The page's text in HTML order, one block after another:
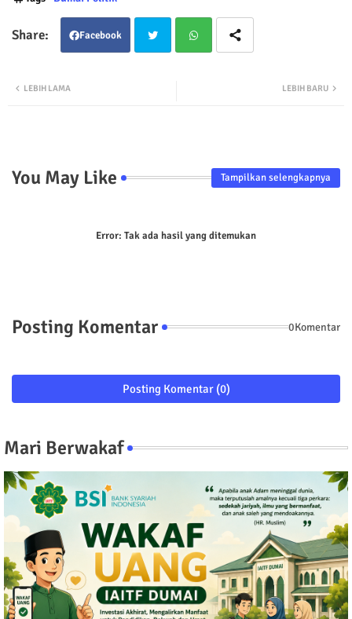
Facebook
LEBIH BARU
LEBIH LAMA
You May Like Tampilkan selengkapnya
Error: Tak ada hasil yang ditemukan
Posting Komentar 0Komentar
Posting Komentar (0)
Mari Berwakaf